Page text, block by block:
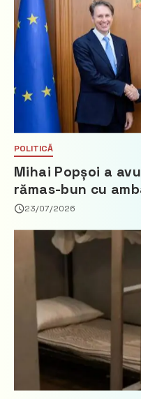
POLITICĂ
Mihai Popșoi a
rămas-bun cu
Țărilor de Jos, Fred
23/07/2026